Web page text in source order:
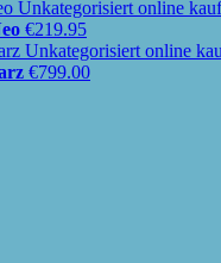
€219.95
€799.00